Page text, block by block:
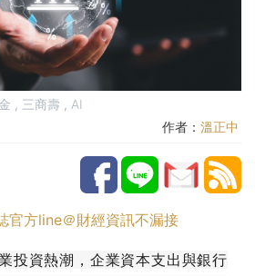
, 三商壽 , AI
作者： 溫正中
官方line＠財經資訊不漏接
投資熱潮，企業資本支出與銀行